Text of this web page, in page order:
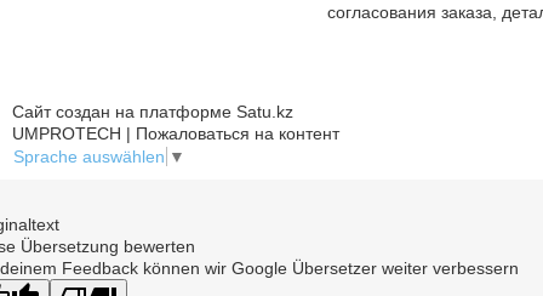
согласования заказа,
Сайт создан на платформе Satu.kz
UMPROTECH | Пожаловаться на контент
Sprache auswählen ▼
Übersetzung bewerten
Feedback können wir Google Übersetzer weiter verbessern